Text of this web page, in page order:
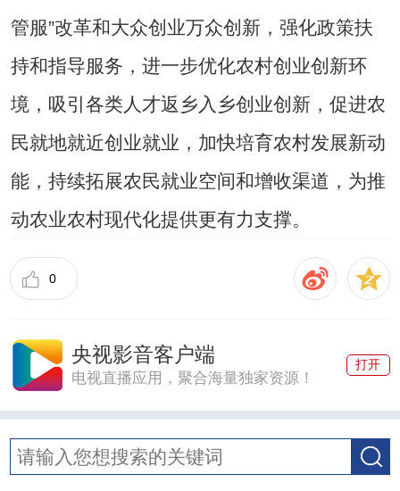
管服”改革和大众创业万众创新，强化政策扶
持和指导服务，进一步优化农村创业创新环
境，吸引各类人才返乡入乡创业创新，促进农
民就地就近创业就业，加快培育农村发展新动
能，持续拓展农民就业空间和增收渠道，为推
动农业农村现代化提供更有力支撑。
0
央视影音客户端
电视直播应用，聚合海量独家资源！
打开